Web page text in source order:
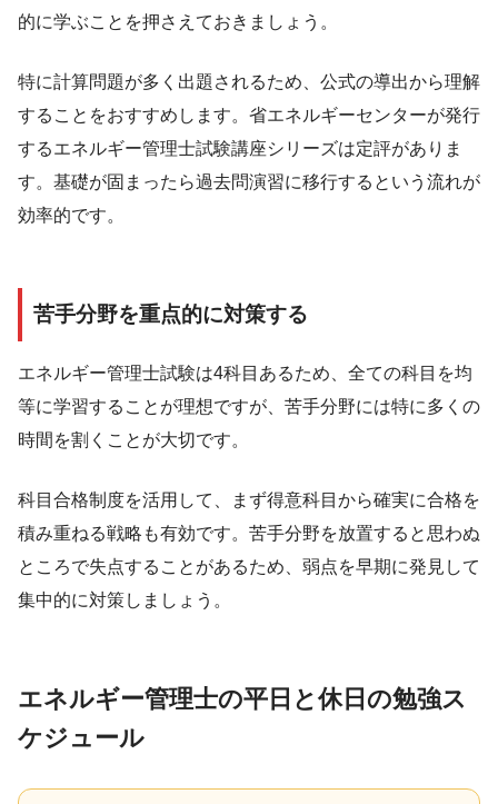
的に学ぶことを押さえておきましょう。
特に計算問題が多く出題されるため、公式の導出から理解
することをおすすめします。省エネルギーセンターが発行
するエネルギー管理士試験講座シリーズは定評がありま
す。基礎が固まったら過去問演習に移行するという流れが
効率的です。
苦手分野を重点的に対策する
エネルギー管理士試験は4科目あるため、全ての科目を均
等に学習することが理想ですが、苦手分野には特に多くの
時間を割くことが大切です。
科目合格制度を活用して、まず得意科目から確実に合格を
積み重ねる戦略も有効です。苦手分野を放置すると思わぬ
ところで失点することがあるため、弱点を早期に発見して
集中的に対策しましょう。
エネルギー管理士の平日と休日の勉強ス
ケジュール